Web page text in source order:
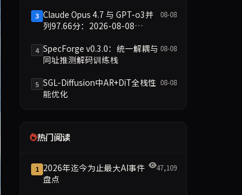
3 Claude Opus 4.7 与 GPT-o3并
列97.66分：2026-08-08
08-08
4 SpecForge v0.3.0：统一解耦与
同址推测解码训练栈
08-08
5 SGL-Diffusion中AR+DiT全栈性
能优化
08-08
热门阅读
1 2026年迄今为止最大AI事件
盘点
47,109